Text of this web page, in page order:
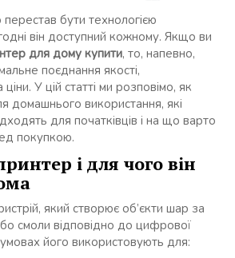
бути технологією
він доступний кожному. Якщо ви
для дому купити, то, напевно,
поєднання якості,
У цій статті ми розповімо, як
домашнього використання, які
для початківців і на що варто
покупкою.
і для чого він
який створює об’єкти шар за
смоли відповідно до цифрової
його використовують для: